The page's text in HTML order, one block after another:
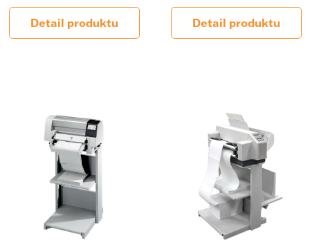
Detail produktu Detail produktu